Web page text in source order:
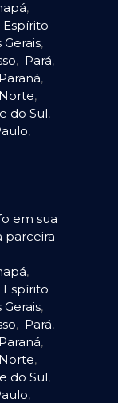
,
Espírito
Gerais,
, Pará,
Paraná,
,
do Sul,
,
em sua
parceira
,
Espírito
Gerais,
, Pará,
Paraná,
,
do Sul,
,